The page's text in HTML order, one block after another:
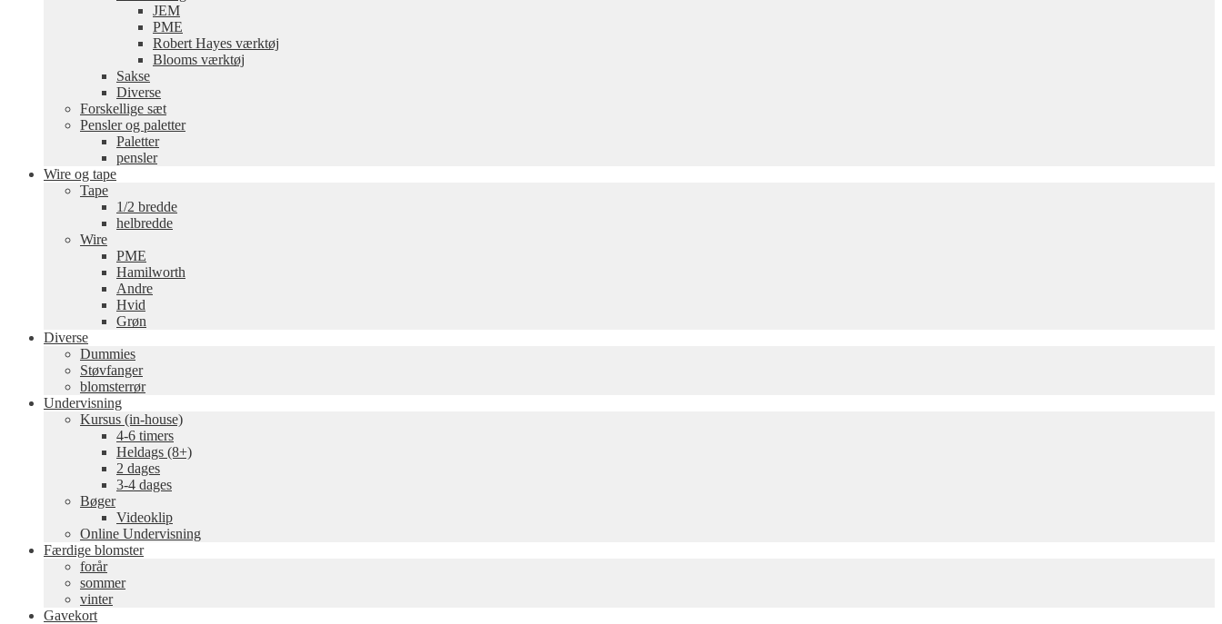
JEM
PME
Robert Hayes værktøj
Blooms værktøj
Sakse
Diverse
Forskellige sæt
Pensler og paletter
Paletter
pensler
Wire og tape
Tape
1/2 bredde
helbredde
Wire
PME
Hamilworth
Andre
Hvid
Grøn
Diverse
Dummies
Støvfanger
blomsterrør
Undervisning
Kursus (in-house)
4-6 timers
Heldags (8+)
2 dages
3-4 dages
Bøger
Videoklip
Online Undervisning
Færdige blomster
forår
sommer
vinter
Gavekort